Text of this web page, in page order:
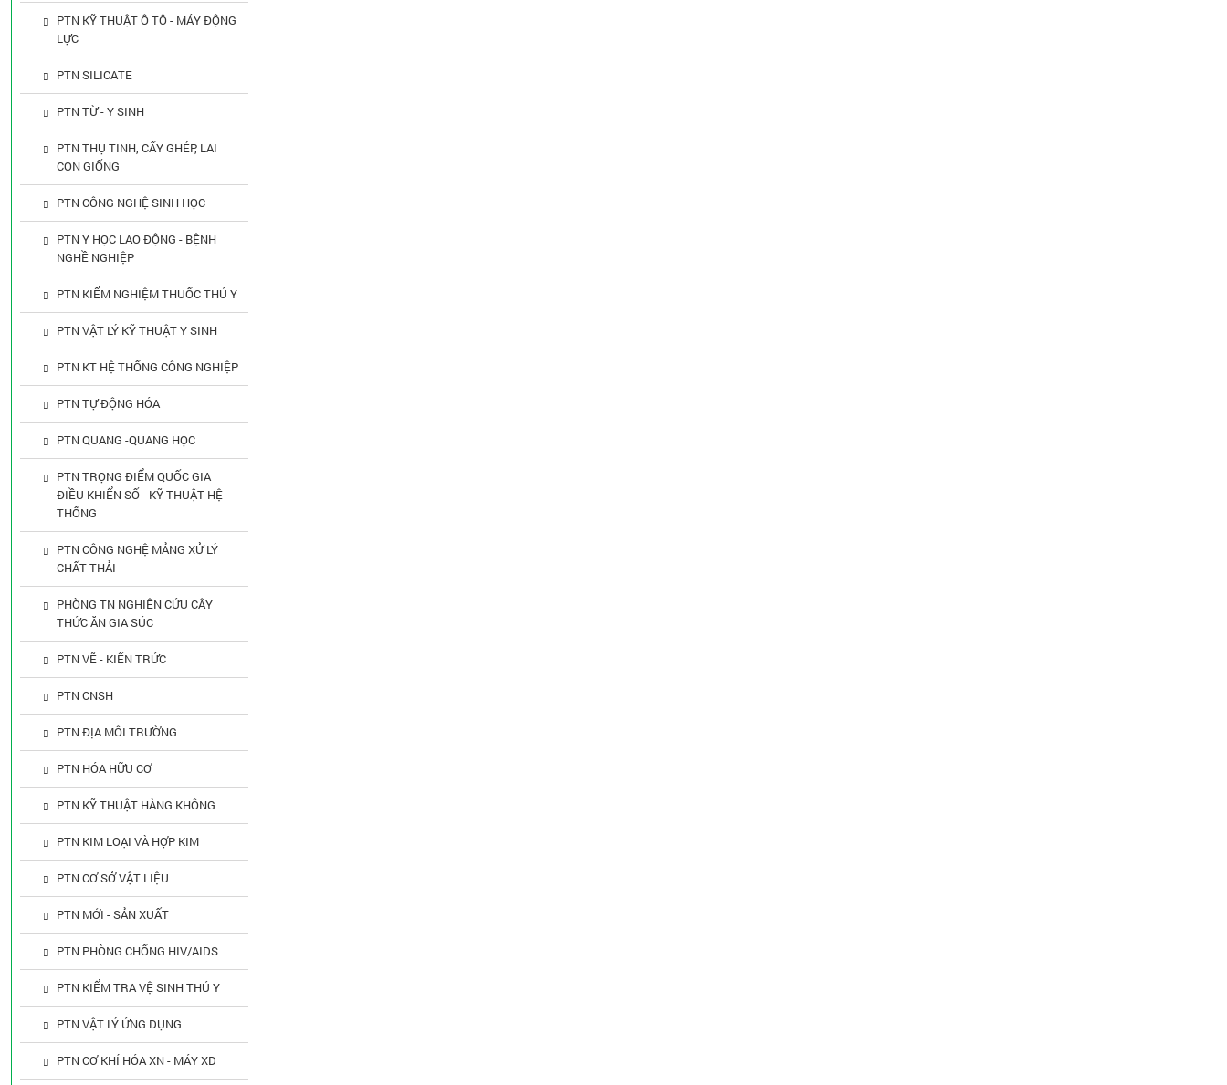
PTN KỸ THUẬT Ô TÔ - MÁY ĐỘNG
LỰC
PTN SILICATE
PTN TỪ - Y SINH
PTN THỤ TINH, CẤY GHÉP, LAI
CON GIỐNG
PTN CÔNG NGHỆ SINH HỌC
PTN Y HỌC LAO ĐỘNG - BỆNH
NGHỀ NGHIỆP
PTN KIỂM NGHIỆM THUỐC THÚ Y
PTN VẬT LÝ KỸ THUẬT Y SINH
PTN KT HỆ THỐNG CÔNG NGHIỆP
PTN TỰ ĐỘNG HÓA
PTN QUANG -QUANG HỌC
PTN TRỌNG ĐIỂM QUỐC GIA
ĐIỀU KHIỂN SỐ - KỸ THUẬT HỆ
THỐNG
PTN CÔNG NGHỆ MẢNG XỬ LÝ
CHẤT THẢI
PHÒNG TN NGHIÊN CỨU CÂY
THỨC ĂN GIA SÚC
PTN VẼ - KIẾN TRỨC
PTN CNSH
PTN ĐỊA MÔI TRƯỜNG
PTN HÓA HỮU CƠ
PTN KỸ THUẬT HÀNG KHÔNG
PTN KIM LOẠI VÀ HỢP KIM
PTN CƠ SỞ VẬT LIỆU
PTN MỚI - SẢN XUẤT
PTN PHÒNG CHỐNG HIV/AIDS
PTN KIỂM TRA VỆ SINH THÚ Y
PTN VẬT LÝ ỨNG DỤNG
PTN CƠ KHÍ HÓA XN - MÁY XD